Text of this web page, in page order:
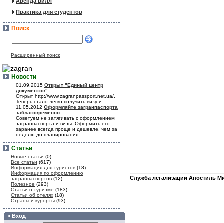
Практика для студентов
Поиск
Расширенный поиск
Новости
01.09.2015 Открыт "Единый центр
документов"
Открыт http://www.zagranpassport.net.ua/,
Теперь стало легко получить визу и ...
11.05.2012 Оформляйте загранпаспорта
заблаговременно
Советуем не затягивать с оформлением
загранпаспорта и визы. Оформить его
заранее всегда проще и дешевле, чем за
неделю до планирования ...
Статьи
Новые статьи (0)
Все статьи (617)
Информация для туристов (18)
Информация по оформлению
загранпаспортов (12)
Полезное (293)
Статьи о туризме (183)
Статьи об отелях (18)
Страны и курорты (93)
» Вход
Служба легализации Апостиль